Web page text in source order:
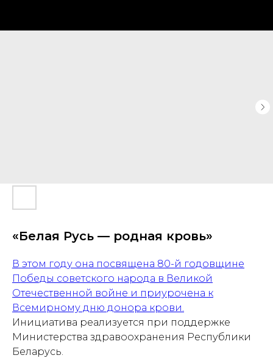
«Белая Русь — родная кровь»
В этом году она посвящена 80-й годовщине
Победы советского народа в Великой
Отечественной войне и приурочена к
Всемирному дню донора крови.
Инициатива реализуется при поддержке
Министерства здравоохранения Республики
Беларусь.